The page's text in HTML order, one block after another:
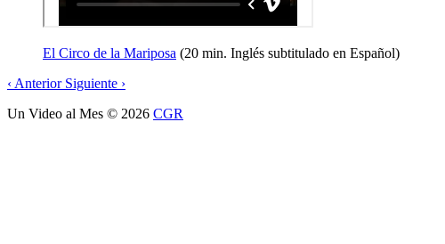
El Circo de la Mariposa (20 min. Inglés subtitulado en Español)
‹ Anterior Siguiente ›
Un Video al Mes © 2026 CGR